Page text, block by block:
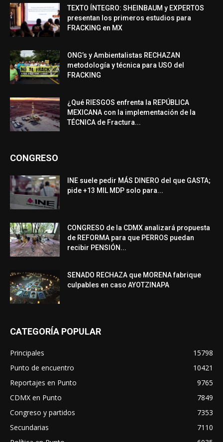
TEXTO ÍNTEGRO: SHEINBAUM y EXPERTOS
presentan los primeros estudios para
FRACKING en MX
ONG’s y Ambientalistas RECHAZAN
metodología y técnica para USO del
FRACKING
¿Qué RIESGOS enfrenta la REPÚBLICA
MEXICANA con la implementación de la
TÉCNICA de Fractura...
CONGRESO
INE suele pedir MÁS DINERO del que GASTA;
pide +13 MIL MDP solo para...
CONGRESO de la CDMX analizará propuesta
de REFORMA para que PERROS puedan
recibir PENSIÓN...
SENADO RECHAZA que MORENA fabrique
culpables en caso AYOTZINAPA
CATEGORÍA POPULAR
Principales
15798
Punto de encuentro
10421
Reportajes en Punto
9765
CDMX en Punto
7849
Congreso y partidos
7353
Secundarias
7110